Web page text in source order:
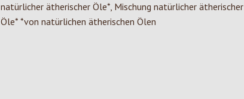
natürlicher ätherischer Öle*, Mischung natürlicher ätherischer
Öle* *von natürlichen ätherischen Ölen